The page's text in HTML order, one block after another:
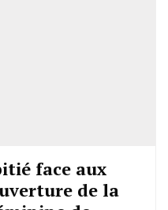
face aux
de la